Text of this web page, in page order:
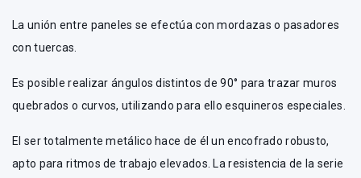
La unión entre paneles se efectúa con mordazas o pasadores
con tuercas.
Es posible realizar ángulos distintos de 90° para trazar muros
quebrados o curvos, utilizando para ello esquineros especiales.
El ser totalmente metálico hace de él un encofrado robusto,
apto para ritmos de trabajo elevados. La resistencia de la serie